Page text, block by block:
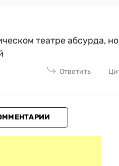
театре абсурда,
Ответить